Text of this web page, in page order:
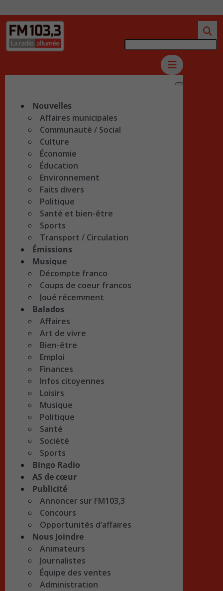
Nouvelles
Affaires municipales
Communauté / Social
Culture
Économie
Éducation
Environnement
Faits divers
Politique
Santé et bien-être
Sports
Transport / Circulation
Émissions
Musique
Décompte franco
Coups de coeur francos
Joué récemment
Balados
Affaires
Art de vivre
Bien-être
Emploi
Finances
Infos citoyennes
Loisirs
Musique
Politique
Santé
Société
Sports
Bingo Radio
AS de cœur
Publicité
Annoncer sur FM103,3
Concours
Opportunités d’affaires
Nous Joindre
Animateurs
Journalistes
Équipe des ventes
Administration